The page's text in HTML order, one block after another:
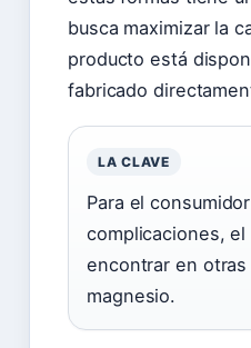
busca maximizar la
producto está
fabricado
LA CLAVE
Para el
complicaciones,
encontrar en
magnesio.